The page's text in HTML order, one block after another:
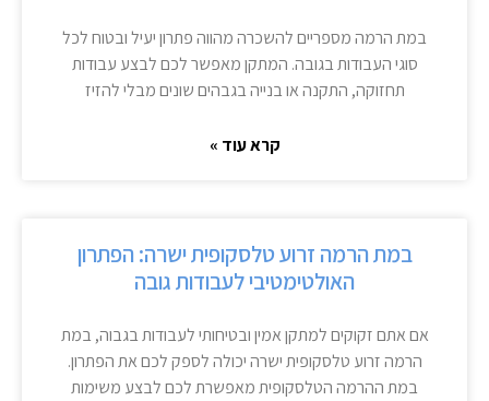
במת הרמה מספריים להשכרה מהווה פתרון יעיל ובטוח לכל
סוגי העבודות בגובה. המתקן מאפשר לכם לבצע עבודות
תחזוקה, התקנה או בנייה בגבהים שונים מבלי להזיז
קרא עוד »
במת הרמה זרוע טלסקופית ישרה: הפתרון
האולטימטיבי לעבודות גובה
אם אתם זקוקים למתקן אמין ובטיחותי לעבודות בגבוה, במת
הרמה זרוע טלסקופית ישרה יכולה לספק לכם את הפתרון.
במת ההרמה הטלסקופית מאפשרת לכם לבצע משימות